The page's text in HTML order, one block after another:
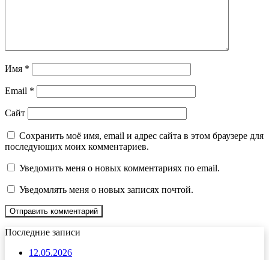
Имя *
Email *
Сайт
Сохранить моё имя, email и адрес сайта в этом браузере для
последующих моих комментариев.
Уведомить меня о новых комментариях по email.
Уведомлять меня о новых записях почтой.
Последние записи
12.05.2026